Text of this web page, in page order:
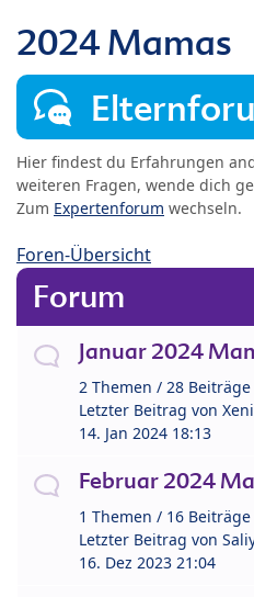
2024 Mamas
Hier findest du Erfahrungen
weiteren Fragen, wende dich
Zum Expertenforum wechseln.
Foren-Übersicht
Forum
Januar 2024
2 Themen / 28 Beiträge
Letzter Beitrag von
14. Jan 2024 18:13
Februar 2024
1 Themen / 16 Beiträge
Letzter Beitrag von
16. Dez 2023 21:04